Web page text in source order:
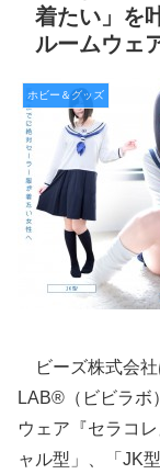
着たい」を
ルームウェ
ホビー＆グッズ
ビーズ株式会社
LAB®（ビビラボ
ウェア『セラコ
ャル型」、「JK